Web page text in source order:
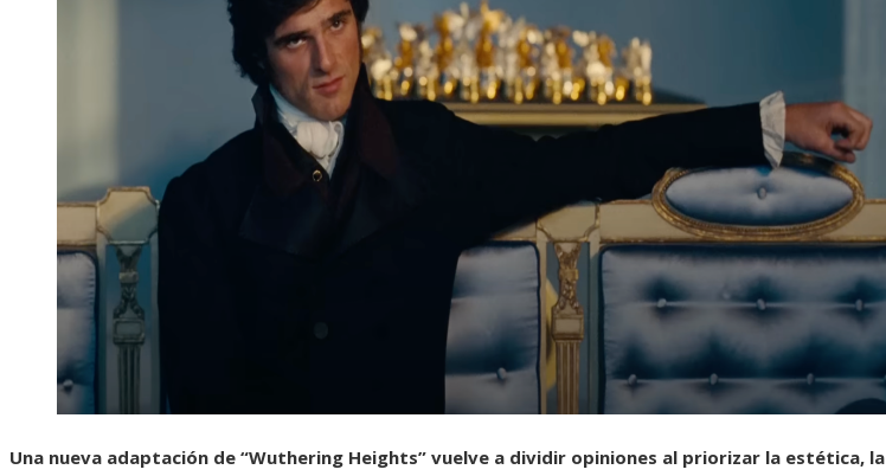
Una nueva adaptación de “Wuthering Heights” vuelve a dividir opiniones al priorizar la estética, la